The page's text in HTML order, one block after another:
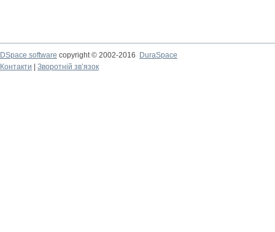
DSpace software copyright © 2002-2016
DuraSpace
Контакти
Зворотній зв’язок